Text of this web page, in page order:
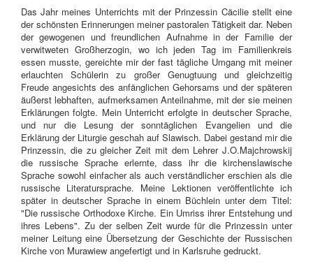
Das Jahr meines Unterrichts mit der Prinzessin Cäcilie stellt eine
der schönsten Erinnerungen meiner pastoralen Tätigkeit dar. Neben
der gewogenen und freundlichen Aufnahme in der Familie der
verwitweten Großherzogin, wo ich jeden Tag im Familienkreis
essen musste, gereichte mir der fast tägliche Umgang mit meiner
erlauchten Schülerin zu großer Genugtuung und gleichzeitig
Freude angesichts des anfänglichen Gehorsams und der späteren
äußerst lebhaften, aufmerksamen Anteilnahme, mit der sie meinen
Erklärungen folgte. Mein Unterricht erfolgte in deutscher Sprache,
und nur die Lesung der sonntäglichen Evangelien und die
Erklärung der Liturgie geschah auf Slawisch. Dabei gestand mir die
Prinzessin, die zu gleicher Zeit mit dem Lehrer J.O.Majchrowskij
die russische Sprache erlernte, dass ihr die kirchenslawische
Sprache sowohl einfacher als auch verständlicher erschien als die
russische Literatursprache. Meine Lektionen veröffentlichte ich
später in deutscher Sprache in einem Büchlein unter dem Titel:
"Die russische Orthodoxe Kirche. Ein Umriss ihrer Entstehung und
ihres Lebens". Zu der selben Zeit wurde für die Prinzessin unter
meiner Leitung eine Übersetzung der Geschichte der Russischen
Kirche von Murawiew angefertigt und in Karlsruhe gedruckt.